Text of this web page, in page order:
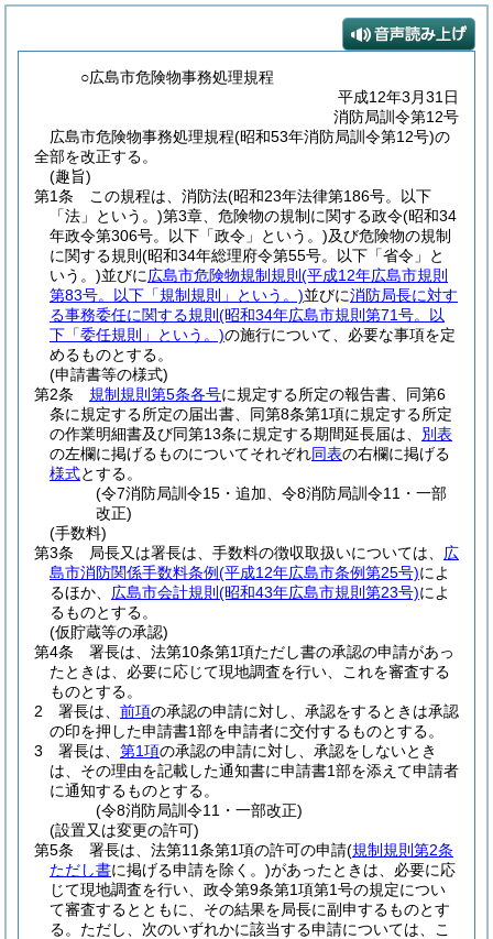
○広島市危険物事務処理規程
平成12年3月31日
消防局訓令第12号
広島市危険物事務処理規程(昭和53年消防局訓令第12号)の
全部を改正する。
(趣旨)
第1条
この規程は、消防法(昭和23年法律第186号。以下
「法」という。)第3章、危険物の規制に関する政令(昭和34
年政令第306号。以下「政令」という。)及び危険物の規制
に関する規則 (昭和34年総理府令第55号。以下「省令」と
いう。)並びに広島市危険物規制規則 (平成12年広島市規則
第83号。以下「規制規則」という。)並びに消防局長に対す
る事務委任に関する規則 (昭和34年広島市規則第71号。以
下「委任規則」という。)の施行について、必要な事項を定
めるものとする。
(申請書等の様式)
第2条
規制規則第5条各号に規定する所定の報告書、同第6
条に規定する所定の届出書、同第8条第1項に規定する所定
の作業明細書及び同第13条に規定する期間延長届は、 別表
の左欄に掲げるものについてそれぞれ同表の右欄に掲げる
様式とする。
(令7消防局訓令15・追加、令8消防局訓令11・一部
改正)
(手数料)
第3条
局長又は署長は、手数料の徴収取扱いについては、 広
島市消防関係手数料条例(平成12年広島市条例第25号)によ
るほか、 広島市会計規則 (昭和43年広島市規則第23号)によ
るものとする。
(仮貯蔵等の承認)
第4条
署長は、法第10条第1項ただし書の承認の申請があっ
たときは、必要に応じて現地調査を行い、これを審査する
ものとする。
2
署長は、 前項の承認の申請に対し、承認をするときは承認
の印を押した申請書1部を申請者に交付するものとする。
3
署長は、 第1項の承認の申請に対し、承認をしないとき
は、その理由を記載した通知書に申請書1部を添えて申請者
に通知するものとする。
(令8消防局訓令11・一部改正)
(設置又は変更の許可)
第5条
署長は、法第11条第1項の許可の申請(規制規則第2条
ただし書に掲げる申請を除く。)があったときは、必要に応
じて現地調査を行い、政令第9条第1項第1号の規定につい
て審査するとともに、その結果を局長に副申するものとす
る。 ただし、次のいずれかに該当する申請については、こ